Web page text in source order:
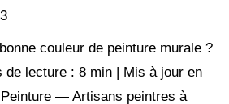
couleur de peinture murale ?
de lecture : 8 min | Mis à jour en
— Artisans peintres à